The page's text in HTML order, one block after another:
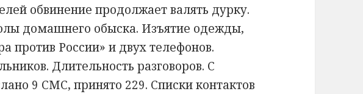
обвинение продолжает валять дурку.
домашнего обыска. Изъятие одежды,
против России» и двух телефонов.
Длительность разговоров. С
9 СМС, принято 229. Списки контактов